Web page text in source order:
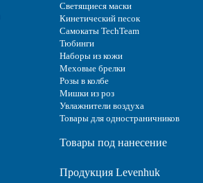
Светящиеся маски
Кинетический песок
Самокаты TechTeam
Тюбинги
Наборы из кожи
Меховые брелки
Розы в колбе
Мишки из роз
Увлажнители воздуха
Товары для одностраничников
Товары под нанесение
Продукция Levenhuk